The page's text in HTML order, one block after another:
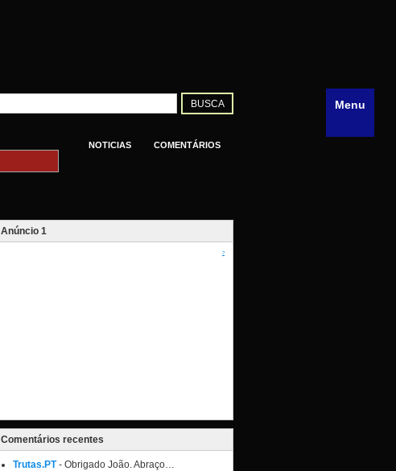
NOTICIAS
COMENTÁRIOS
Anúncio 1
?
Comentários recentes
Trutas.PT- Obrigado João. Abraço…
Menu